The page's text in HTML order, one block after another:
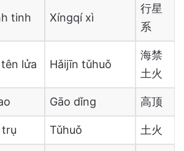
tinh Xíngqí xì
行星
系
lửa Hǎijīn tǔhuǒ
海禁
土火
Gāo dǐng 高顶
trụ Tǔhuǒ 土火